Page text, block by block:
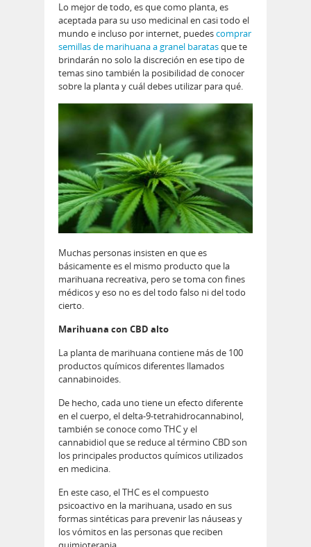
Lo mejor de todo, es que como planta, es
aceptada para su uso medicinal en casi todo el
mundo e incluso por internet, puedescomprar
semillas de marihuana a granel baratasque te
brindarán no solo la discreción en ese tipo de
temas sino también la posibilidad de conocer
sobre la planta y cuál debes utilizar para qué.
Muchas personas insisten en que es
básicamente es el mismo producto que la
marihuana recreativa, pero se toma con fines
médicos y eso no es del todo falso ni del todo
cierto.
Marihuana con CBD alto
La planta de marihuana contiene más de 100
productos químicos diferentes llamados
cannabinoides.
De hecho, cada uno tiene un efecto diferente
en el cuerpo, el delta-9-tetrahidrocannabinol,
también se conoce como THC y el
cannabidiol que se reduce al término CBD son
los principales productos químicos utilizados
en medicina.
En este caso, el THC es el compuesto
psicoactivo en la marihuana, usado en sus
formas sintéticas para prevenir las náuseas y
los vómitos en las personas que reciben